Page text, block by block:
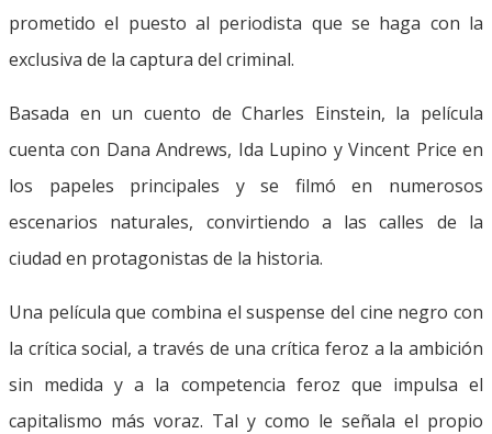
prometido el puesto al periodista que se haga con la
exclusiva de la captura del criminal.
Basada en un cuento de Charles Einstein, la película
cuenta con Dana Andrews, Ida Lupino y Vincent Price en
los papeles principales y se filmó en numerosos
escenarios naturales, convirtiendo a las calles de la
ciudad en protagonistas de la historia.
Una película que combina el suspense del cine negro con
la crítica social, a través de una crítica feroz a la ambición
sin medida y a la competencia feroz que impulsa el
capitalismo más voraz. Tal y como le señala el propio